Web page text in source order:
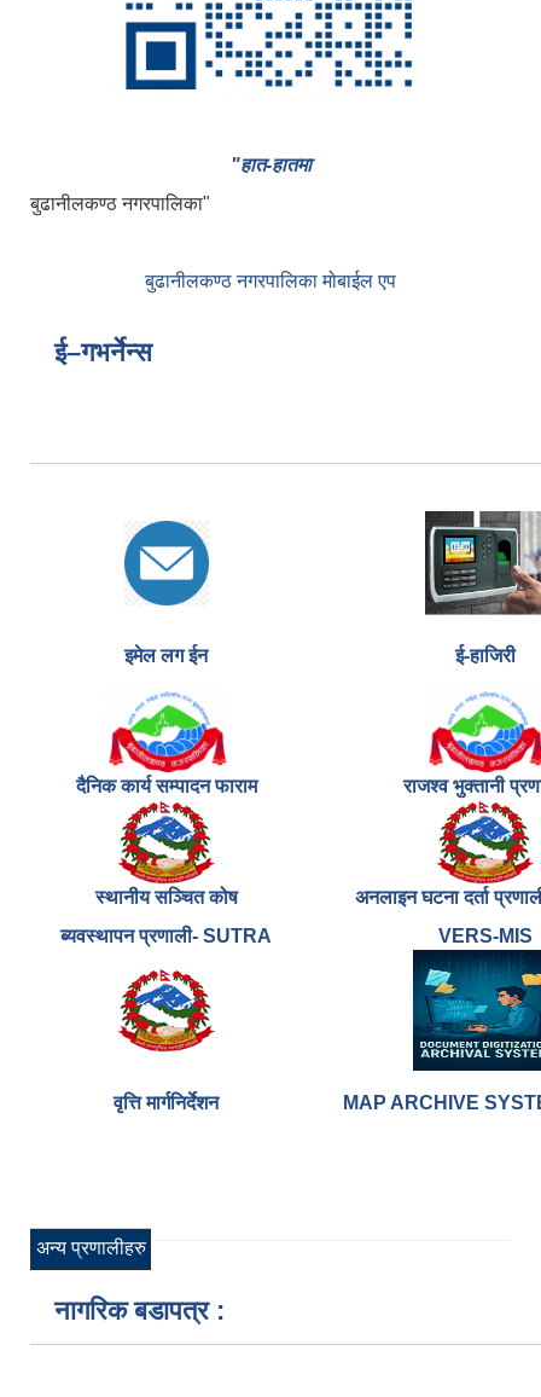
"हात-हातमा
बुढानीलकण्ठ नगरपालिका"
बुढानीलकण्ठ नगरपालिका मोबाईल एप
ई–गभर्नेन्स
इमेल लग ईन ई-हाजिरी
दैनिक कार्य सम्पादन फाराम राजश्व भुक्तानी
स्थानीय सञ्चित कोष
ब्यवस्थापन प्रणाली- SUTRA
अनलाइन घटना दर्ता
VERS-MIS
वृत्ति मार्गनिर्देशन MAP ARCHIVE
अन्य प्रणालीहरु
नागरिक बडापत्र :